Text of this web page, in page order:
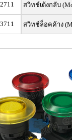
สวิทช์เด้งกลับ
สวิทช์ล็อคค้าง